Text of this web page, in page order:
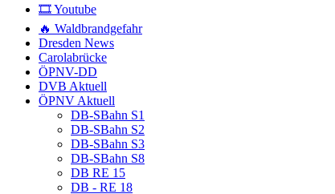
🎞️ Youtube
🔥 Waldbrandgefahr
Dresden News
Carolabrücke
ÖPNV-DD
DVB Aktuell
ÖPNV Aktuell
DB-SBahn S1
DB-SBahn S2
DB-SBahn S3
DB-SBahn S8
DB RE 15
DB - RE 18